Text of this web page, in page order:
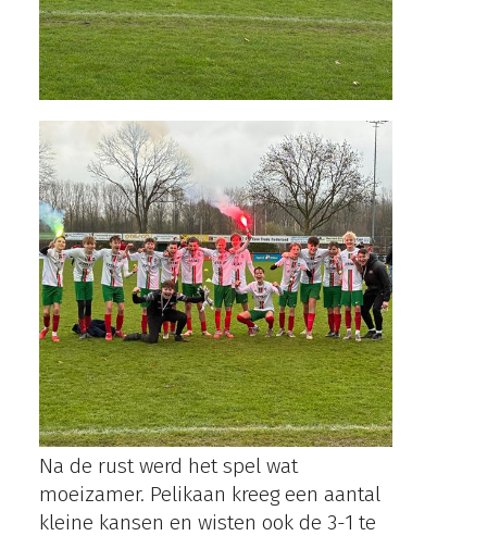
Na de rust werd het spel wat
moeizamer. Pelikaan kreeg een aantal
kleine kansen en wisten ook de 3-1 te